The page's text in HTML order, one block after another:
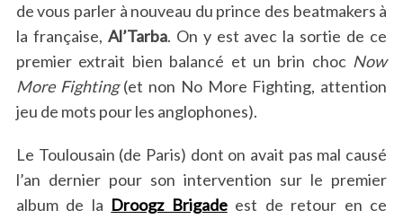
de vous parler à nouveau du prince des beatmakers à
la française, Al’Tarba. On y est avec la sortie de ce
premier extrait bien balancé et un brin choc Now
More Fighting(et non No More Fighting, attention
jeu de mots pour les anglophones).
Le Toulousain (de Paris) dont on avait pas mal causé
l’an dernier pour son intervention sur le premier
album de la Droogz Brigadeest de retour en ce